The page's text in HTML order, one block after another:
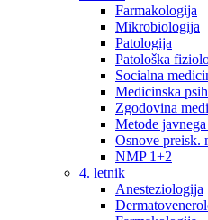
Farmakologija
Mikrobiologija
Patologija
Patološka
Socialna
Medicinska
Zgodovina
Metode
Osnove preisk.
NMP 1+2
4. letnik
Anesteziologija